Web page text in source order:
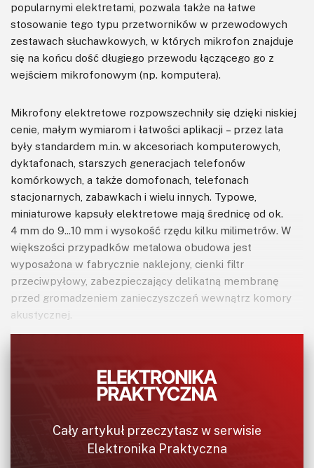
popularnymi elektretami, pozwala także na łatwe
stosowanie tego typu przetworników w przewodowych
zestawach słuchawkowych, w których mikrofon znajduje
się na końcu dość długiego przewodu łączącego go z
wejściem mikrofonowym (np. komputera).
Mikrofony elektretowe rozpowszechniły się dzięki niskiej
cenie, małym wymiarom i łatwości aplikacji – przez lata
były standardem m.in. w akcesoriach komputerowych,
dyktafonach, starszych generacjach telefonów
komórkowych, a także domofonach, telefonach
stacjonarnych, zabawkach i wielu innych. Typowe,
miniaturowe kapsuły elektretowe mają średnicę od ok.
4 mm do 9...10 mm i wysokość rzędu kilku milimetrów. W
większości przypadków metalowa obudowa jest
wyposażona w fabrycznie naklejony, cienki filtr
przeciwpyłowy, zabezpieczający delikatną membranę
przed gromadzeniem zanieczyszczeń wewnątrz komory
akustycznej.
stałym, zwykle od 1,5...2 V do 10 V i pobierają niewielki prąd
(około 0,5 mA). Czułość nominalna mieści się zwykle w
przedziale –56...–36 dBV (0 dB odpowiada czułości 1 V/Pa), a
do 16...20 kHz, przy czym ograniczenie pasma od dołu
wynika w dużej mierze z niewielkich wymiarów całości.
Cały artykuł przeczytasz w serwisie
Elektronika Praktyczna